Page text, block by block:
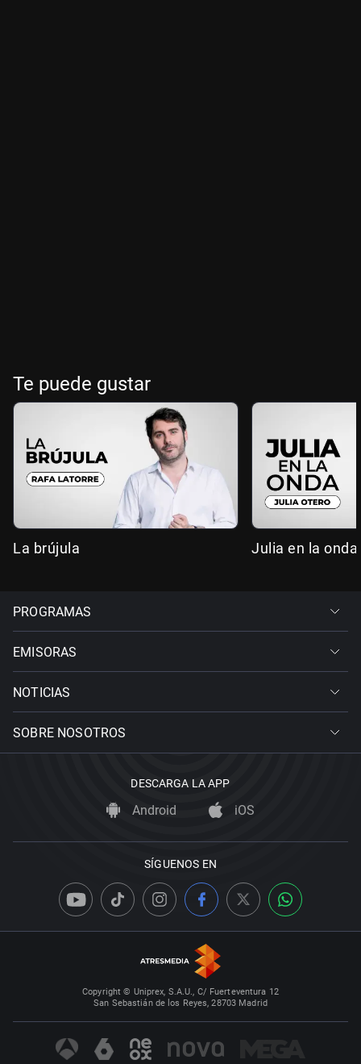
Te puede gustar
La brújula Julia en la onda
PROGRAMAS
EMISORAS
NOTICIAS
SOBRE NOSOTROS
DESCARGA LA APP
Android iOS
SÍGUENOS EN
Copyright © Uniprex, S.A.U., C/ Fuerteventura 12
San Sebastián de los Reyes, 28703 Madrid